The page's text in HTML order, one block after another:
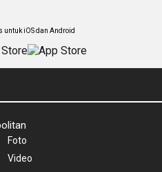
untuk iOS dan Android
Foto
Video